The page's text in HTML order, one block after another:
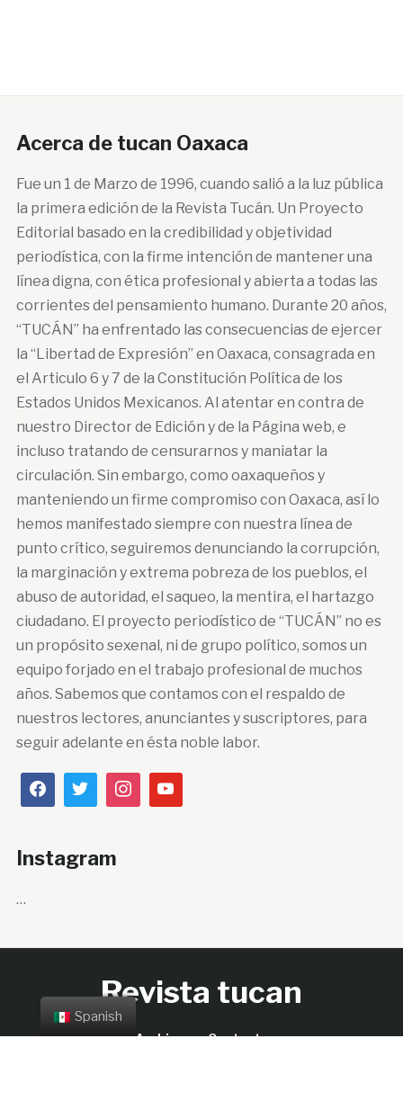
Acerca de tucan Oaxaca
Fue un 1 de Marzo de 1996, cuando salió a la luz pública
la primera edición de la Revista Tucán. Un Proyecto
Editorial basado en la credibilidad y objetividad
periodística, con la firme intención de mantener una
línea digna, con ética profesional y abierta a todas las
corrientes del pensamiento humano. Durante 20 años,
“TUCÁN” ha enfrentado las consecuencias de ejercer
la “Libertad de Expresión” en Oaxaca, consagrada en
el Articulo 6 y 7 de la Constitución Política de los
Estados Unidos Mexicanos. Al atentar en contra de
nuestro Director de Edición y de la Página web, e
incluso tratando de censurarnos y maniatar la
circulación. Sin embargo, como oaxaqueños y
manteniendo un firme compromiso con Oaxaca, así lo
hemos manifestado siempre con nuestra línea de
punto crítico, seguiremos denunciando la corrupción,
la marginación y extrema pobreza de los pueblos, el
abuso de autoridad, el saqueo, la mentira, el hartazgo
ciudadano. El proyecto periodístico de “TUCÁN” no es
un propósito sexenal, ni de grupo político, somos un
equipo forjado en el trabajo profesional de muchos
años. Sabemos que contamos con el respaldo de
nuestros lectores, anunciantes y suscriptores, para
seguir adelante en ésta noble labor.
Instagram
…
Revista tucan
Archivos Contacto
Spanish